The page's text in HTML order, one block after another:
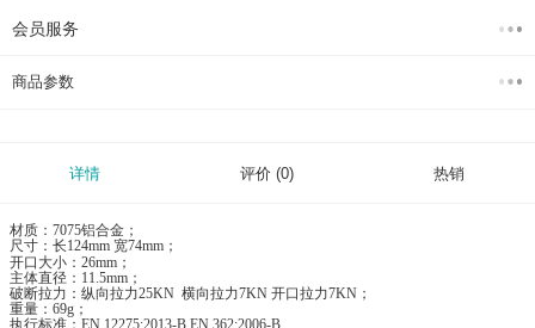
会员服务
商品参数
详情 评价 (0) 热销
材质：7075铝合金；
尺寸：长124mm 宽74mm；
开口大小：26mm；
主体直径：11.5mm；
破断拉力：纵向拉力25KN 横向拉力7KN 开口拉力7KN；
重量：69g；